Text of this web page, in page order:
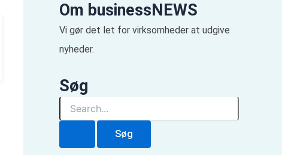
Om businessNEWS
Vi gør det let for virksomheder at udgive
nyheder.
Søg
f